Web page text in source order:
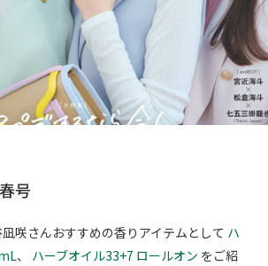
号
咲さんおすすめの香りアイテムとして ハ
、 ハーブオイル33+7 ロールオン をご紹